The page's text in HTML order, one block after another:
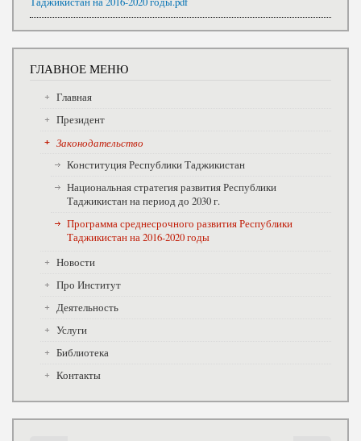
ГЛАВНОЕ МЕНЮ
Главная
Президент
Законодательство
Конституция Республики Таджикистан
Национальная стратегия развития Республики
Таджикистан на период до 2030 г.
Программа среднесрочного развития Республики
Таджикистан на 2016-2020 годы
Новости
Про Институт
Деятельность
Услуги
Библиотека
Контакты